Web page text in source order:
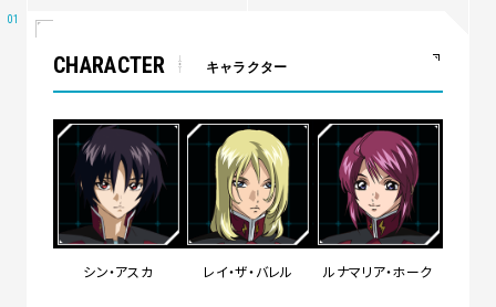
CHARACTER キャラクター
シン・アスカ レイ・ザ・バレル ルナマリア・ホーク